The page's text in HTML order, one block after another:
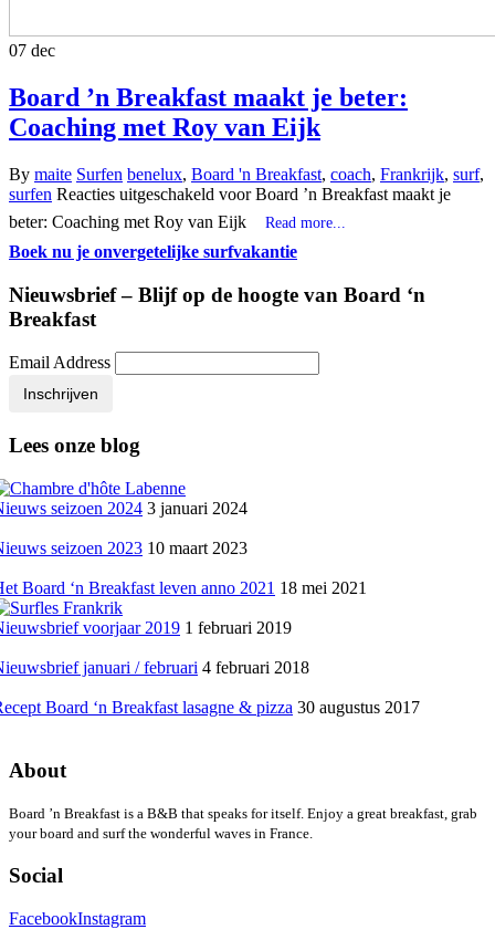
07 dec
Board ’n Breakfast maakt je beter:
Coaching met Roy van Eijk
By maite Surfen benelux, Board 'n Breakfast, coach, Frankrijk, surf,
surfen Reacties uitgeschakeld voor Board ’n Breakfast maakt je
beter: Coaching met Roy van Eijk
Read more...
Boek nu je onvergetelijke surfvakantie
Nieuwsbrief – Blijf op de hoogte van Board ‘n
Breakfast
Email Address
Inschrijven
Lees onze blog
seizoen 2024 3 januari 2024
seizoen 2023 10 maart 2023
Board ‘n Breakfast leven anno 2021 18 mei 2021
voorjaar 2019 1 februari 2019
januari / februari 4 februari 2018
Board ‘n Breakfast lasagne & pizza 30 augustus 2017
About
Board ’n Breakfast is a B&B that speaks for itself. Enjoy a great breakfast, grab
your board and surf the wonderful waves in France.
Social
FacebookInstagram